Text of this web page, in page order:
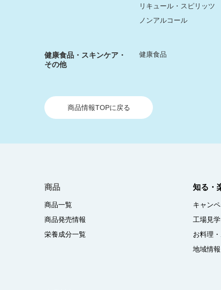
リキュール・スピリッツ
ノンアルコール
健康食品・スキンケア・
その他
健康食品
商品情報TOPに戻る
商品
商品一覧
商品発売情報
栄養成分一覧
知る・
キャン
工場見学
お料理
地域情報